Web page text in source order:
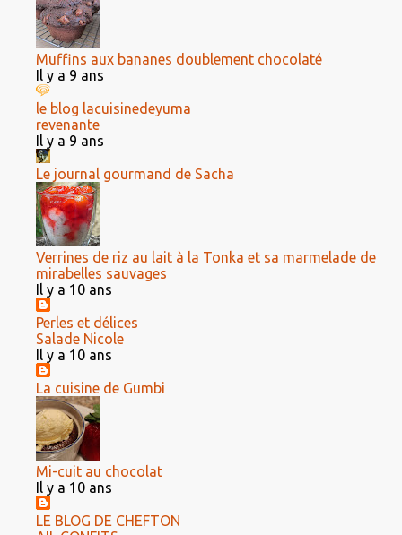
Muffins aux bananes doublement chocolaté
Il y a 9 ans
le blog lacuisinedeyuma
revenante
Il y a 9 ans
Le journal gourmand de Sacha
Verrines de riz au lait à la Tonka et sa marmelade de
mirabelles sauvages
Il y a 10 ans
Perles et délices
Salade Nicole
Il y a 10 ans
La cuisine de Gumbi
Mi-cuit au chocolat
Il y a 10 ans
LE BLOG DE CHEFTON